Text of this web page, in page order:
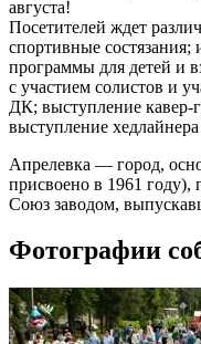
августа!
Посетителей ждет
спортивные состязания;
программы для детей и
с участием солистов и
ДК; выступление кавер-
выступление
Апрелевка — город,
присвоено в 1961 году),
Союз заводом,
Фотографии